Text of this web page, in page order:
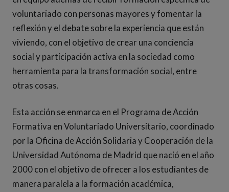
voluntariado con personas mayores y fomentar la
reflexión y el debate sobre la experiencia que están
viviendo, con el objetivo de crear una conciencia
social y participación activa en la sociedad como
herramienta para la transformación social, entre
otras cosas.
Esta acción se enmarca en el Programa de Acción
Formativa en Voluntariado Universitario, coordinado
por la Oficina de Acción Solidaria y Cooperación de la
Universidad Autónoma de Madrid que nació en el año
2000 con el objetivo de ofrecer a los estudiantes de
manera paralela a la formación académica,